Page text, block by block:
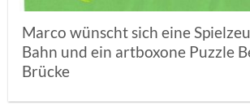
Marco wünscht sich eine
Bahn und ein artboxone Puzzle
Brücke